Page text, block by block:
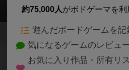
8 1 17
203名 2名 0 8ヶ月前
約75,000人がボドゲーマを利
遊んだボードゲームを記
気になるゲームのレビュ
お気に入り作品・所有リ